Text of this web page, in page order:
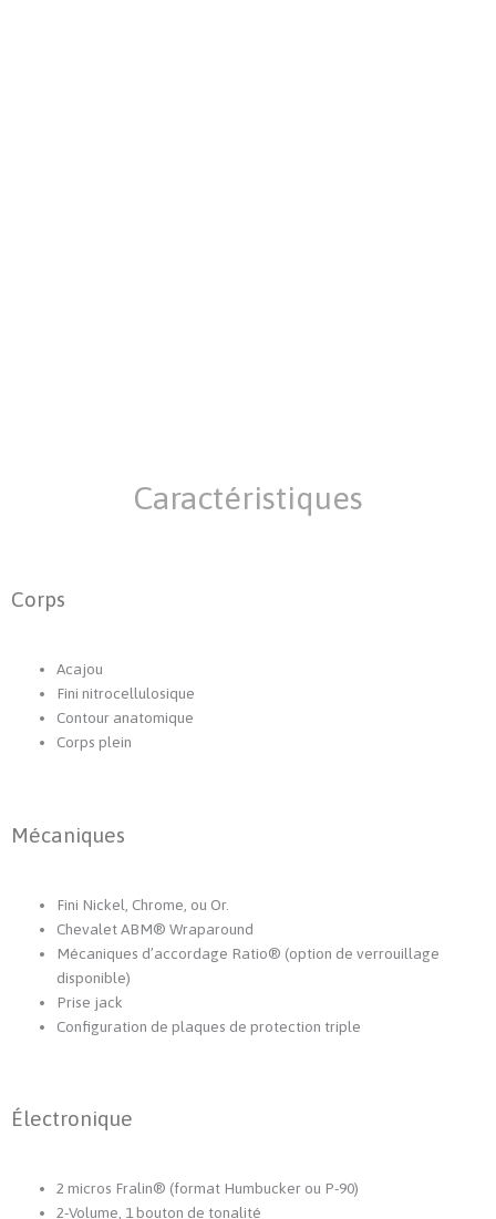
Caractéristiques
Corps
Acajou
Fini nitrocellulosique
Contour anatomique
Corps plein
Mécaniques
Fini Nickel, Chrome, ou Or.
Chevalet ABM® Wraparound
Mécaniques d’accordage Ratio® (option de verrouillage
disponible)
Prise jack
Configuration de plaques de protection triple
Électronique
2 micros Fralin® (format Humbucker ou P-90)
2-Volume, 1 bouton de tonalité